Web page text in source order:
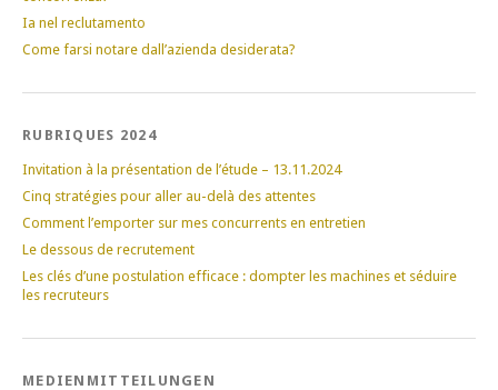
Ia nel reclutamento
Come farsi notare dall’azienda desiderata?
RUBRIQUES 2024
Invitation à la présentation de l’étude – 13.11.2024
Cinq stratégies pour aller au-delà des attentes
Comment l’emporter sur mes concurrents en entretien
Le dessous de recrutement
Les clés d’une postulation efficace : dompter les machines et séduire
les recruteurs
MEDIENMITTEILUNGEN